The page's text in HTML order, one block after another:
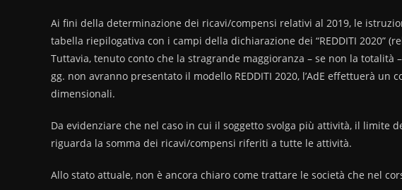
Ai fini della determinazione dei ricavi/compensi relativi al 2019, le
tabella riepilogativa con i campi della dichiarazione dei “REDDITI 2020”
Tuttavia, tenuto conto che la stragrande maggioranza – se non la totalità
gg. non avranno presentato il modello REDDITI 2020, l’AdE effettuerà
dimensionali.
Da evidenziare che nel caso in cui il soggetto svolga più attività, il limite
riguarda la somma dei ricavi/compensi riferiti a tutte le attività.
Allo stato attuale, non è ancora chiaro come trattare le società che nel